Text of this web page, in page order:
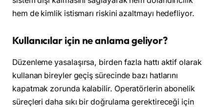
hem de kimlik istismarı riskini azaltmayı hedefliyor.
Kullanıcılar için ne anlama geliyor?
Düzenleme yasalaşırsa, birden fazla hattı aktif olarak
kullanan bireyler geçiş sürecinde bazı hatlarını
kapatmak zorunda kalabilir. Operatörlerin abonelik
süreçleri daha sıkı bir doğrulama gerektireceği için